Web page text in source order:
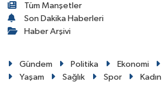
Tüm Manşetler
Son Dakika Haberleri
Haber Arşivi
Gündem Politika Ekonomi
Yaşam
Sağlık Spor Kadın